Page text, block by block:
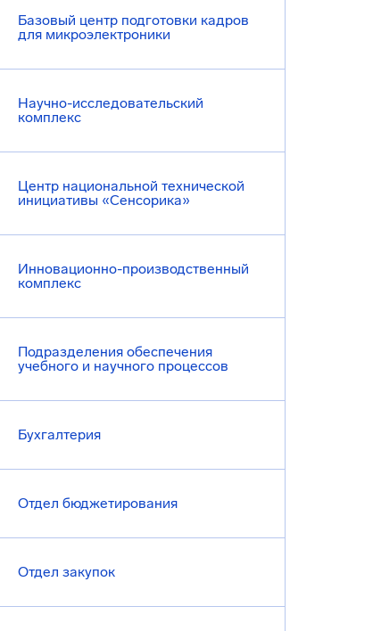
Базовый центр подготовки кадров
для микроэлектроники
Научно-исследовательский
комплекс
Центр национальной технической
инициативы «Сенсорика»
Инновационно-производственный
комплекс
Подразделения обеспечения
учебного и научного процессов
Бухгалтерия
Отдел бюджетирования
Отдел закупок